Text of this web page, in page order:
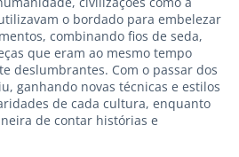
o bordado para embelezar
combinando fios de seda,
que eram ao mesmo tempo
deslumbrantes. Com o passar dos
ganhando novas técnicas e estilos
de cada cultura, enquanto
de contar histórias e